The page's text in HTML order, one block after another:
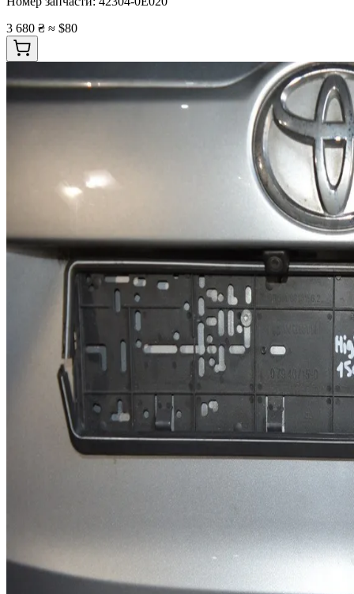
3 680 ₴ ≈ $80